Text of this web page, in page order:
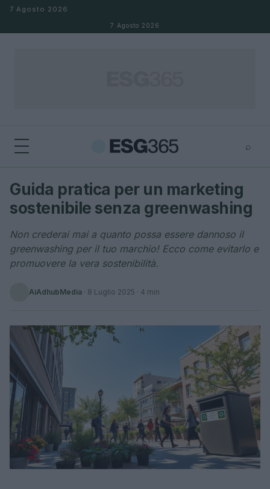
Salta al contenuto
7 Agosto 2026
7 Agosto 2026
⌕
Cerca ⌕
Guida pratica per un marketing
sostenibile senza greenwashing
Non crederai mai a quanto possa essere dannoso il
greenwashing per il tuo marchio! Ecco come evitarlo e
promuovere la vera sostenibilità.
AiAdhubMedia · 8 Luglio 2025 · 4 min